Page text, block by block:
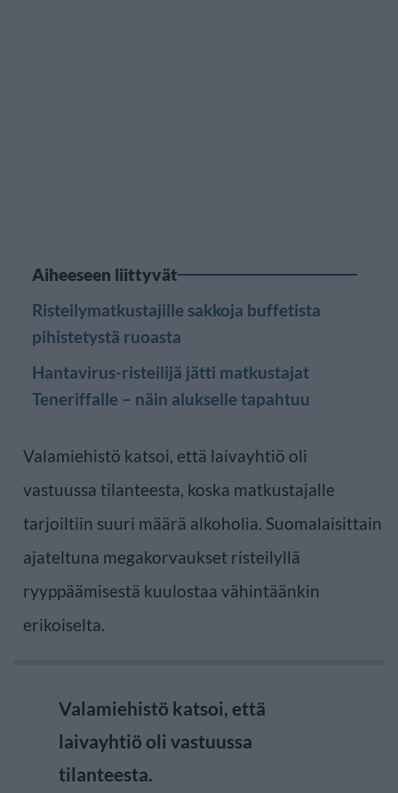
Aiheeseen liittyvät
Risteilymatkustajille sakkoja buffetista
pihistetystä ruoasta
Hantavirus-risteilijä jätti matkustajat
Teneriffalle – näin alukselle tapahtuu
Valamiehistö katsoi, että laivayhtiö oli
vastuussa tilanteesta, koska matkustajalle
tarjoiltiin suuri määrä alkoholia. Suomalaisittain
ajateltuna megakorvaukset risteilyllä
ryyppäämisestä kuulostaa vähintäänkin
erikoiselta.
Valamiehistö katsoi, että
laivayhtiö oli vastuussa
tilanteesta.